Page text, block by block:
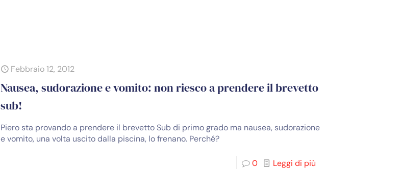
Febbraio 12, 2012
Nausea, sudorazione e vomito: non riesco a prendere il brevetto
sub!
Piero sta provando a prendere il brevetto Sub di primo grado ma nausea, sudorazione
e vomito, una volta uscito dalla piscina, lo frenano. Perché?
0 Leggi di più